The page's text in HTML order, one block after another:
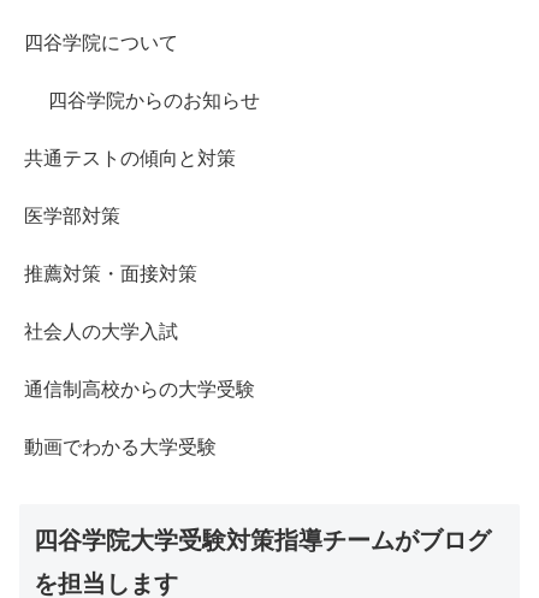
四谷学院について
四谷学院からのお知らせ
共通テストの傾向と対策
医学部対策
推薦対策・面接対策
社会人の大学入試
通信制高校からの大学受験
動画でわかる大学受験
四谷学院大学受験対策指導チームがブログ
を担当します